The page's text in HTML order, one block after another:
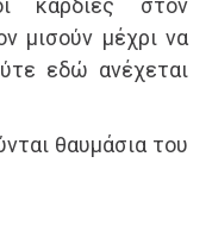
καρδιές στον
μισούν μέχρι να
εδώ ανέχεται
θαυμάσια του